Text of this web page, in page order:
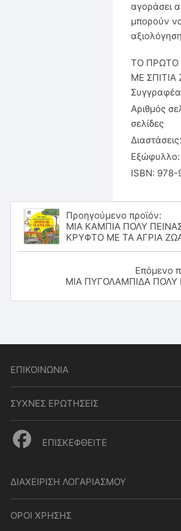
αγοράσει
μπορούν
ΤΟ ΠΡΩΤΟ
ΜΕ ΣΠΙΤΙΑ
Αριθμός
σελίδες
ISBN:
Προηγούμενο προϊόν:
ΜΙΑ ΚΑΜΠΙΑ ΠΟΛΥ
ΚΡΥΦΤΟ ΜΕ ΤΑ ΑΓΡΙΑ
Επόμενο
ΜΙΑ ΠΥΓΟΛΑΜΠΙΔΑ
ΕΠΙΚΟΙΝΩΝΙΑ
ΣΥΧΝΕΣ ΕΡΩΤΗΣΕΙΣ
ΕΠΙΣΚΕΦΘΕΙΤΕ
ΔΙΑΧΕΙΡΙΣΗ ΛΟΓΑΡΙΑΣΜΟΥ
ΟΡΟΙ ΧΡΗΣΗΣ